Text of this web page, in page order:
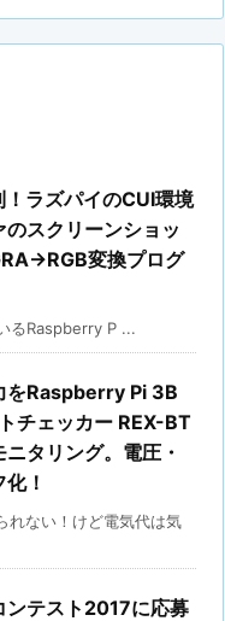
ラズパイのCUI環境
スクリーンショッ
変換プログ
るRaspberry P ...
をRaspberry Pi 3B
チェッカー REX-BT
タリング。電圧・
！
れない！けど電気代は気
ンテスト2017に応募